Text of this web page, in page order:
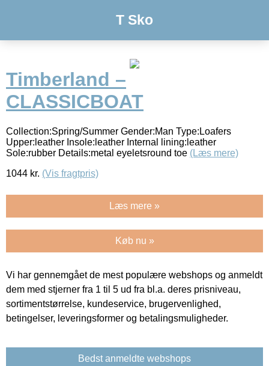
T Sko
Timberland –
CLASSICBOAT
Collection:Spring/Summer Gender:Man Type:Loafers
Upper:leather Insole:leather Internal lining:leather
Sole:rubber Details:metal eyeletsround toe (Læs mere)
1044 kr. (Vis fragtpris)
Læs mere »
Køb nu »
Vi har gennemgået de mest populære webshops og anmeldt
dem med stjerner fra 1 til 5 ud fra bl.a. deres prisniveau,
sortimentstørrelse, kundeservice, brugervenlighed,
betingelser, leveringsformer og betalingsmuligheder.
Bedst anmeldte webshops